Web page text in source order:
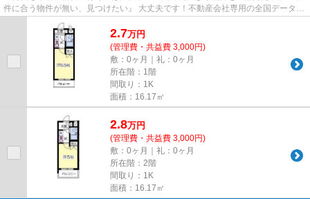
件に合う物件が無い、見つけたい』 大丈夫です！不動産会社専用の全国データベ
ースを利用して、エリアを問...
2.7万円
(管理費・共益費 3,000円)
敷：0ヶ月｜礼：0ヶ月
所在階：1階
間取り：1K
面積：16.17㎡
2.8万円
(管理費・共益費 3,000円)
敷：0ヶ月｜礼：0ヶ月
所在階：2階
間取り：1K
面積：16.17㎡